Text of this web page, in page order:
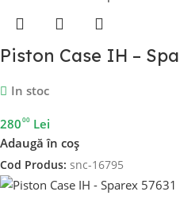
Piston Case IH –
In stoc
28000 Lei
Adaugă în coș
Cod Produs: snc-16795